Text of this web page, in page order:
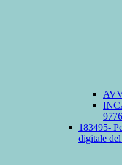
183495-
digitale